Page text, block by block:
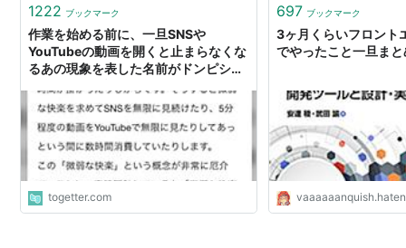
1222 ブックマーク
作業を始める前に、一旦SNSや
YouTubeの動画を開くと止まらなくな
るあの現象を表した名前がドンピシャ
togetter.com
697 ブックマーク
3ヶ月くらいフロント
でやったこと一旦ま